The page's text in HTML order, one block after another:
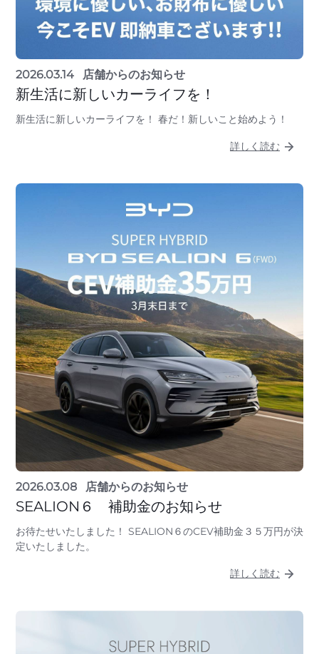
2026.03.14 店舗からのお知らせ
新生活に新しいカーライフを！
新生活に新しいカーライフを！ 春だ！新しいこと始めよう！
詳しく読む
2026.03.08 店舗からのお知らせ
SEALION６ 補助金のお知らせ
お待たせいたしました！ SEALION６のCEV補助金３５万円が決
定いたしました。
詳しく読む